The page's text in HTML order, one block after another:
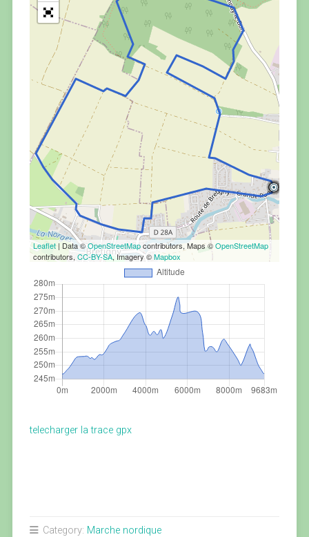
Leaflet| Data ©OpenStreetMapcontributors, Maps ©OpenStreetMap
contributors, CC-BY-SA, Imagery ©Mapbox
telecharger la trace gpx
Category: Marche nordique